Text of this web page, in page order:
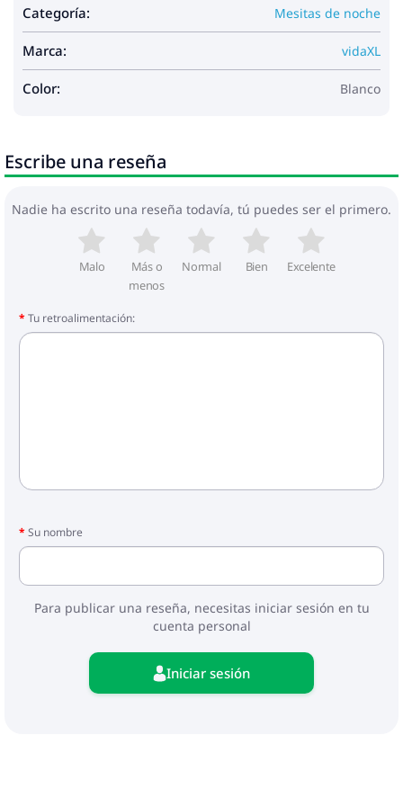
Categoría: Mesitas de noche
Marca: vidaXL
Color: Blanco
Escribe una reseña
Nadie ha escrito una reseña todavía, tú puedes ser el primero.
Malo
Más o
menos
Normal Bien Excelente
Tu retroalimentación:
Su nombre
Para publicar una reseña, necesitas iniciar sesión en tu
cuenta personal
Iniciar sesión